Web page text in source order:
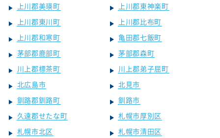
上川郡美瑛町
上川郡東神楽町
上川郡東川町
上川郡比布町
上川郡和寒町
亀田郡七飯町
茅部郡鹿部町
茅部郡森町
川上郡標茶町
川上郡弟子屈町
北広島市
北見市
釧路郡釧路町
釧路市
久遠郡せたな町
札幌市厚別区
札幌市北区
札幌市清田区